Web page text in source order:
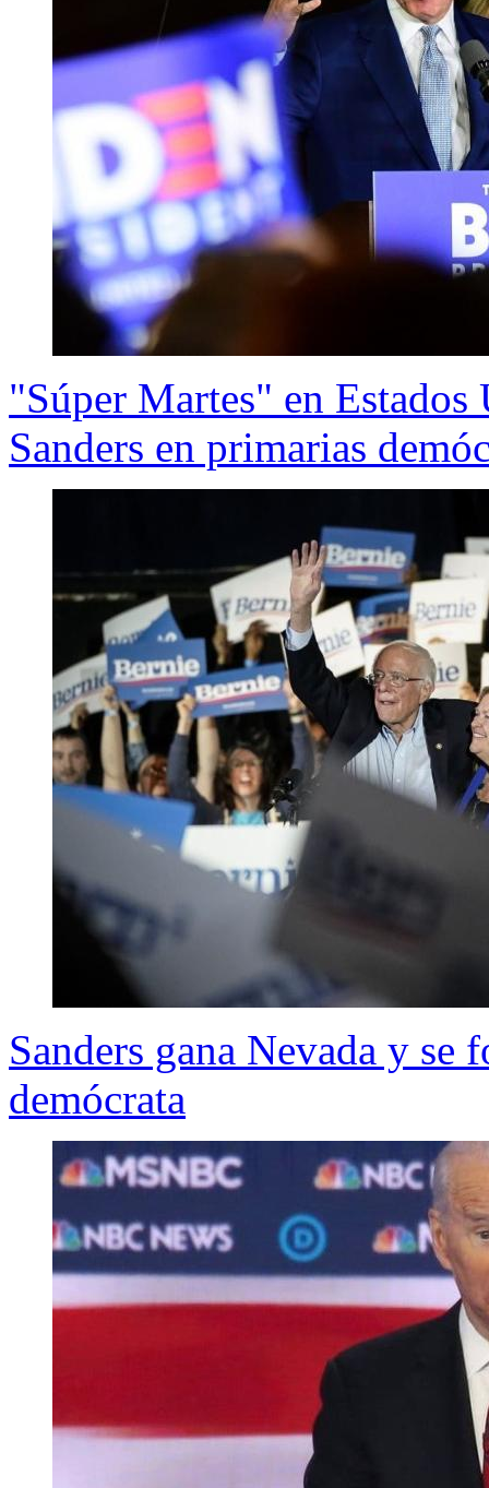
"Súper Martes" en
Sanders en primarias
Sanders gana Nevada y se
demócrata